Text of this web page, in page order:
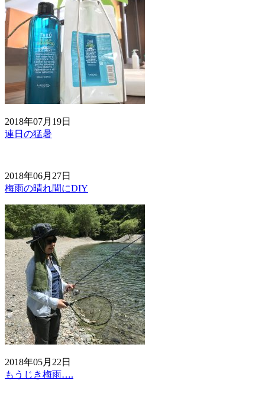
2018年07月19日
連日の猛暑
2018年06月27日
梅雨の晴れ間にDIY
2018年05月22日
もうじき梅雨….